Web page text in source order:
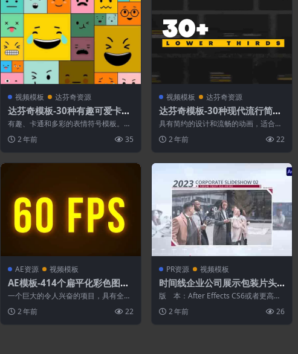
视频模板 达芬奇资源
达芬奇模板-30种有趣可爱卡通
emoji表情贴纸动画
有趣、卡通和多彩的表情符号模板。完
分组、命名和...
2 年前 35
视频模板 达芬奇资源
达芬奇模板-30种现代流行简约
字幕条标题动画预设
具有简约的设计和流畅的动画，适合您
业视频、广播...
2 年前 22
AE资源 视频模板
AE模板-414个扁平化彩色图形
转场过渡动画预设
一个巨大的令人兴奋的项目，具有全色
渡效果。 ...
2 年前 22
PR资源 视频模板
时间线企业公司展示包装片头P
R预设
版 本：After Effects CS6或者更高版
2 年前 26